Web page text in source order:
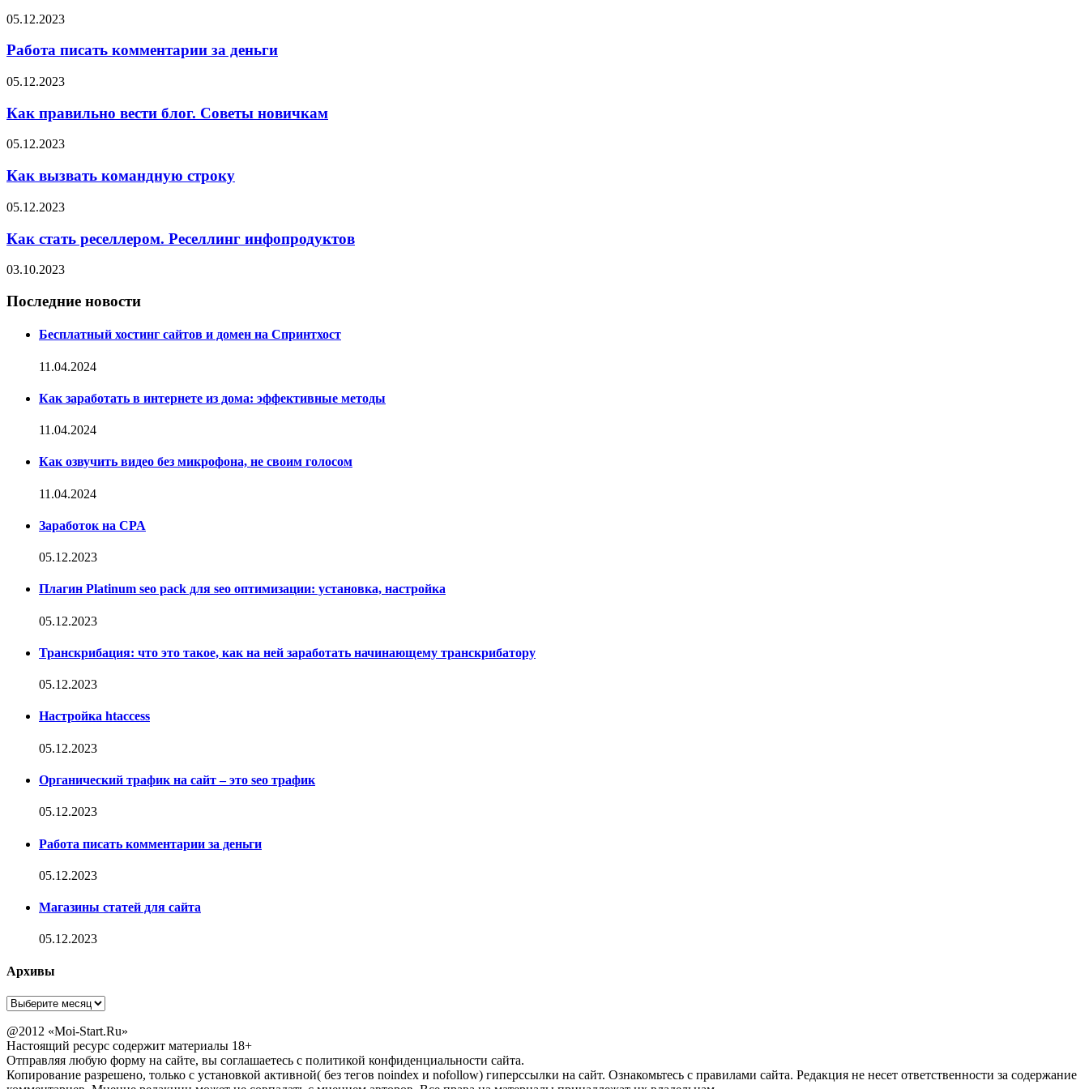
05.12.2023
Работа писать комментарии за деньги
05.12.2023
Как правильно вести блог. Советы новичкам
05.12.2023
Как вызвать командную строку
05.12.2023
Как стать реселлером. Реселлинг инфопродуктов
03.10.2023
Последние новости
Бесплатный хостинг сайтов и домен на Спринтхост
11.04.2024
Как заработать в интернете из дома: эффективные методы
11.04.2024
Как озвучить видео без микрофона, не своим голосом
11.04.2024
Заработок на CPA
05.12.2023
Плагин Platinum seo pack для seo оптимизации: установка, настройка
05.12.2023
Транскрибация: что это такое, как на ней заработать начинающему транскрибатору
05.12.2023
Настройка htaccess
05.12.2023
Органический трафик на сайт – это seo трафик
05.12.2023
Работа писать комментарии за деньги
05.12.2023
Магазины статей для сайта
05.12.2023
Архивы
Архивы
@2012 «Moi-Start.Ru»
Настоящий ресурс содержит материалы 18+
Отправляя любую форму на сайте, вы соглашаетесь с политикой конфиденциальности сайта.
Копирование разрешено, только с установкой активной( без тегов noindex и nofollow) гиперссылки на сайт. Ознакомьтесь с правилами сайта. Редакция не несет ответственности за содержание